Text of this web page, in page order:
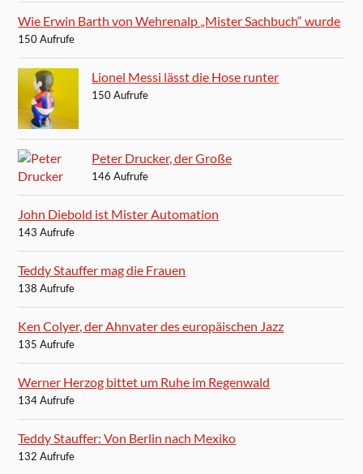
Wie Erwin Barth von Wehrenalp „Mister Sachbuch“ wurde
150 Aufrufe
Lionel Messi lässt die Hose runter
150 Aufrufe
Peter Drucker, der Große
146 Aufrufe
John Diebold ist Mister Automation
143 Aufrufe
Teddy Stauffer mag die Frauen
138 Aufrufe
Ken Colyer, der Ahnvater des europäischen Jazz
135 Aufrufe
Werner Herzog bittet um Ruhe im Regenwald
134 Aufrufe
Teddy Stauffer: Von Berlin nach Mexiko
132 Aufrufe